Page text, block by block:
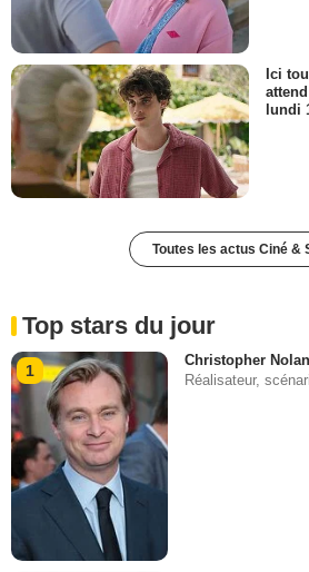
Ici
lundi
Toutes les actus Ciné &
Top stars du jour
1
Christopher Nolan
Réalisateur,